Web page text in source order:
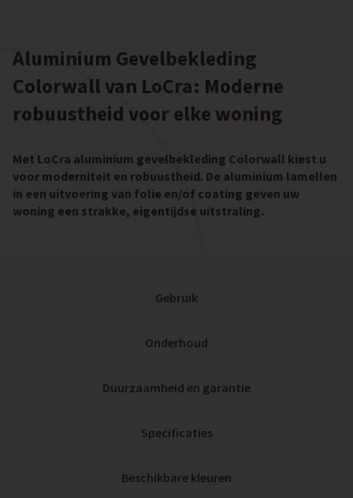
Aluminium Gevelbekleding
Colorwall van LoCra: Moderne
robuustheid voor elke woning
Met LoCra aluminium gevelbekleding Colorwall kiest u
voor moderniteit en robuustheid. De aluminium lamellen
in een uitvoering van folie en/of coating geven uw
woning een strakke, eigentijdse uitstraling.
Gebruik
Onderhoud
Duurzaamheid en garantie
Specificaties
Beschikbare kleuren